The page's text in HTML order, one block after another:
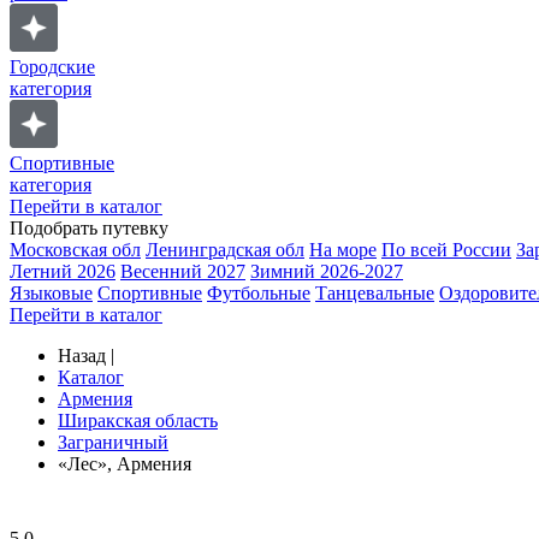
Городские
категория
Спортивные
категория
Перейти в каталог
Подобрать путевку
Московская обл Ленинградская обл На море По всей России
Летний 2026 Весенний 2027 Зимний 2026-2027
Языковые Спортивные Футбольные Танцевальные
Перейти в каталог
Назад |
Каталог
Армения
Ширакская область
Заграничный
«Лес», Армения